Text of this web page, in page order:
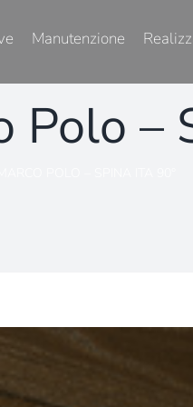
Manutenzione
Polo –